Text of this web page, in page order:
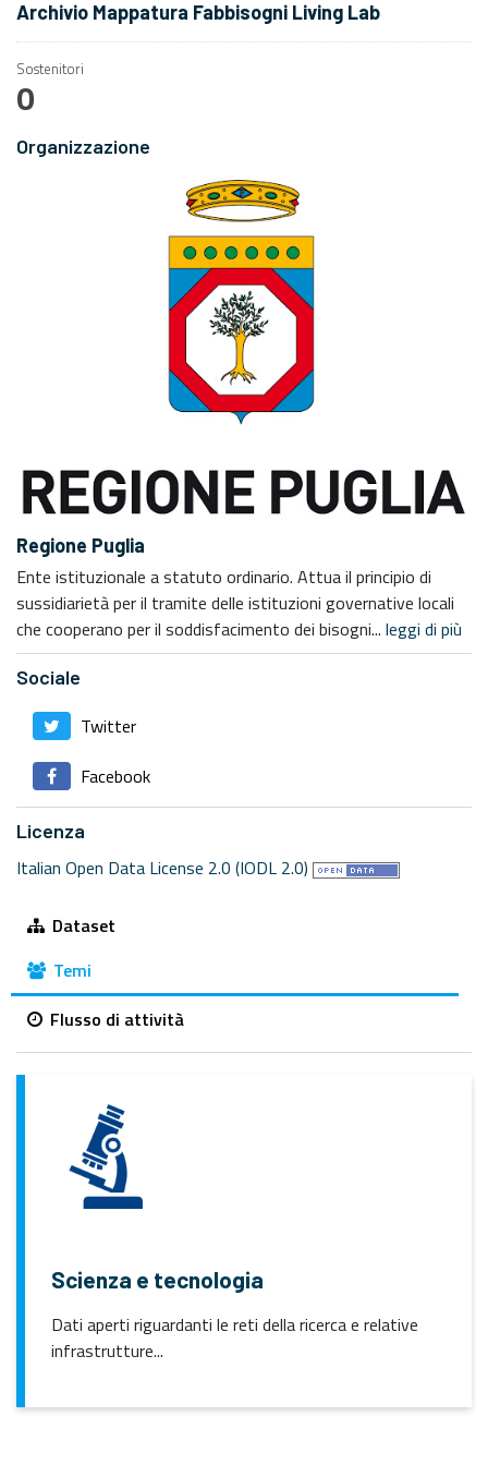
Archivio Mappatura Fabbisogni Living Lab
Sostenitori
0
Organizzazione
Regione Puglia
Ente istituzionale a statuto ordinario. Attua il principio di
sussidiarietà per il tramite delle istituzioni governative locali
che cooperano per il soddisfacimento dei bisogni... leggi di più
Sociale
Twitter
Facebook
Licenza
Italian Open Data License 2.0 (IODL 2.0)
Dataset
Temi
Flusso di attività
Scienza e tecnologia
Dati aperti riguardanti le reti della ricerca e relative
infrastrutture...